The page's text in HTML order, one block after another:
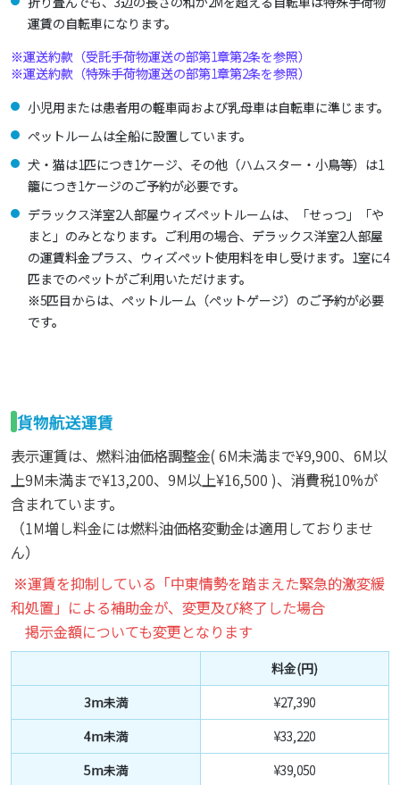
運賃の自転車になります。
※運送約款（受託手荷物運送の部第1章第2条を参照）
※運送約款（特殊手荷物運送の部第1章第2条を参照）
小児用または患者用の軽車両および乳母車は自転車に準じます。
ペットルームは全船に設置しています。
犬・猫は1匹につき1ケージ、その他（ハムスター・小鳥等）は1
籠につき1ケージのご予約が必要です。
デラックス洋室2人部屋ウィズペットルームは、「せっつ」「や
まと」のみとなります。ご利用の場合、デラックス洋室2人部屋
の運賃料金プラス、ウィズペット使用料を申し受けます。1室に4
匹までのペットがご利用いただけます。
※5匹目からは、ペットルーム（ペットゲージ）のご予約が必要
です。
貨物航送運賃
表示運賃は、燃料油価格調整金( 6M未満まで¥9,900、6M以
上9M未満まで¥13,200、9M以上¥16,500 )、消費税10%が
含まれています。
（1M増し料金には燃料油価格変動金は適用しておりませ
ん）
※運賃を抑制している「中東情勢を踏まえた緊急的激変緩
和処置」による補助金が、変更及び終了した場合
掲示金額についても変更となります
料金(円)
3m未満
¥27,390
4m未満
¥33,220
5m未満
¥39,050